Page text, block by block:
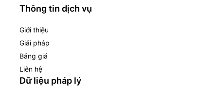
Thông tin dịch vụ
Giới thiệu
Giải pháp
Bảng giá
Liên hệ
Dữ liệu pháp lý